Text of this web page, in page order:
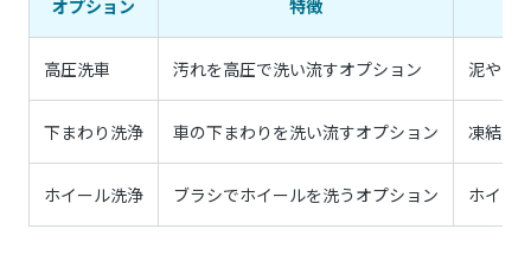
オプション 特徴
高圧洗車 汚れを高圧で洗い流すオプション 泥やホ
下まわり洗浄 車の下まわりを洗い流すオプション 凍結防
ホイール洗浄 ブラシでホイールを洗うオプション ホイー